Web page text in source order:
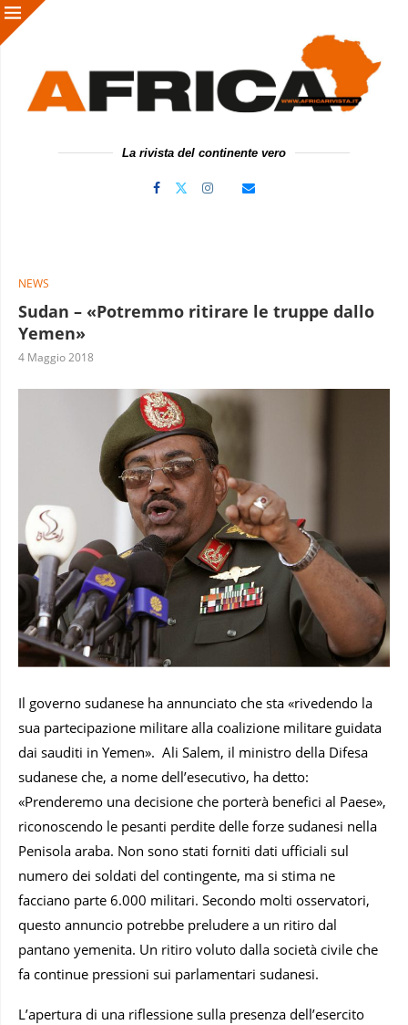
La rivista del continente vero
NEWS
Sudan – «Potremmo ritirare le truppe dallo
Yemen»
4 Maggio 2018
Il governo sudanese ha annunciato che sta «rivedendo la
sua partecipazione militare alla coalizione militare guidata
dai sauditi in Yemen». Ali Salem, il ministro della Difesa
sudanese che, a nome dell’esecutivo, ha detto:
«Prenderemo una decisione che porterà benefici al Paese»,
riconoscendo le pesanti perdite delle forze sudanesi nella
Penisola araba. Non sono stati forniti dati ufficiali sul
numero dei soldati del contingente, ma si stima ne
facciano parte 6.000 militari. Secondo molti osservatori,
questo annuncio potrebbe preludere a un ritiro dal
pantano yemenita. Un ritiro voluto dalla società civile che
fa continue pressioni sui parlamentari sudanesi.
L’apertura di una riflessione sulla presenza dell’esercito